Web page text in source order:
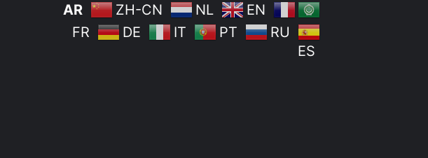
AR ZH-CN NL
EN
FR
DE IT PT
RU
ES